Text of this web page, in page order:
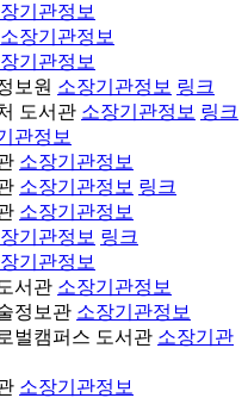
기관정보
소장기관정보
기관정보
보원 소장기관정보 링크
도서관 소장기관정보 링크
관정보
소장기관정보
소장기관정보 링크
소장기관정보
기관정보 링크
기관정보
서관 소장기관정보
정보관 소장기관정보
벌캠퍼스 도서관 소장기관
소장기관정보